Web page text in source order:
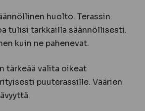
huolto. Terassin
tulisi tarkkailla säännöllisesti.
kuin ne pahenevat.
tärkeää valita oikeat
puuterassille. Väärien